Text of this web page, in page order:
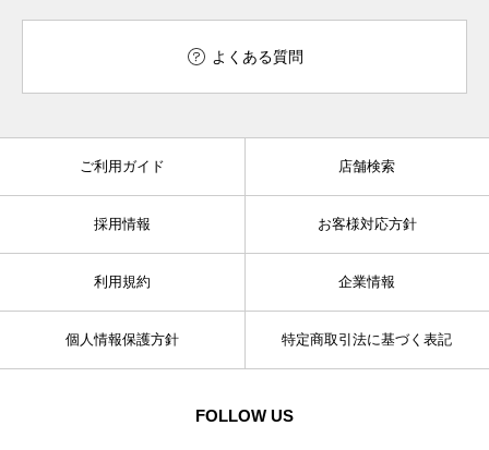
よくある質問
ご利用ガイド 店舗検索
採用情報 お客様対応方針
利用規約 企業情報
個人情報保護方針 特定商取引法に基づく表記
FOLLOW US